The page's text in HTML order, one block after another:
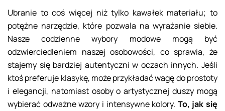
Ubranie to coś więcej niż tylko kawałek materiału; to
potężne narzędzie, które pozwala na wyrażanie siebie.
Nasze codzienne wybory modowe mogą być
odzwierciedleniem naszej osobowości, co sprawia, że
stajemy się bardziej autentyczni w oczach innych. Jeśli
ktoś preferuje klasykę, może przykładać wagę do prostoty
i elegancji, natomiast osoby o artystycznej duszy mogą
wybierać odważne wzory i intensywne kolory. To, jak się